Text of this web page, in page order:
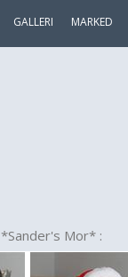
GALLERI MARKED
*Sander's Mor* :